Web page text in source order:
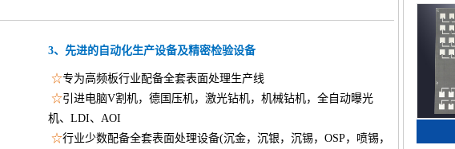
3、先进的自动化生产设备及精密检验设备
☆专为高频板行业配备全套表面处理生产线
☆引进电脑V割机，德国压机，激光钻机，机械钻机，全自动曝光
机、LDI、AOI
☆行业少数配备全套表面处理设备(沉金，沉银，沉锡，OSP，喷锡，